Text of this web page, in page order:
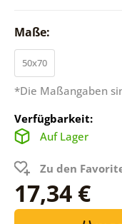
Maße:
50x70
*Die Maßangaben
Verfügbarkeit:
Auf Lager
Zu den
17,34 €